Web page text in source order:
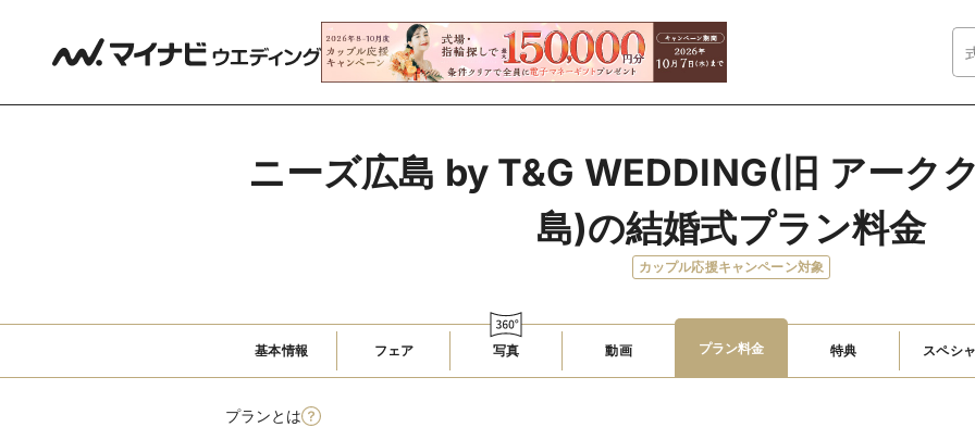
ニーズ広島 by T&G WEDDING(旧 アーク
島)の結婚式プラン料金
カップル応援キャンペーン対象
基本情報 フェア 写真 動画 プラン料金 特典 スペシ
プランとは